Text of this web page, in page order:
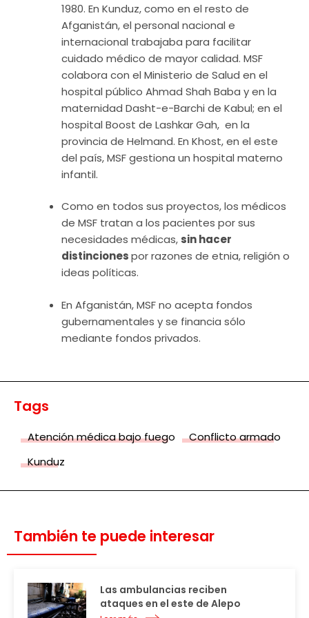
1980. En Kunduz, como en el resto de
Afganistán, el personal nacional e
internacional trabajaba para facilitar
cuidado médico de mayor calidad. MSF
colabora con el Ministerio de Salud en el
hospital público Ahmad Shah Baba y en la
maternidad Dasht-e-Barchi de Kabul; en el
hospital Boost de Lashkar Gah, en la
provincia de Helmand. En Khost, en el este
del país, MSF gestiona un hospital materno
infantil.
Como en todos sus proyectos, los médicos
de MSF tratan a los pacientes por sus
necesidades médicas, sin hacer
distincionespor razones de etnia, religión o
ideas políticas.
En Afganistán, MSF no acepta fondos
gubernamentales y se financia sólo
mediante fondos privados.
Tags
Atención médica bajo fuego
Conflicto armado
Kunduz
También te puede interesar
Las ambulancias reciben
ataques en el este de Alepo